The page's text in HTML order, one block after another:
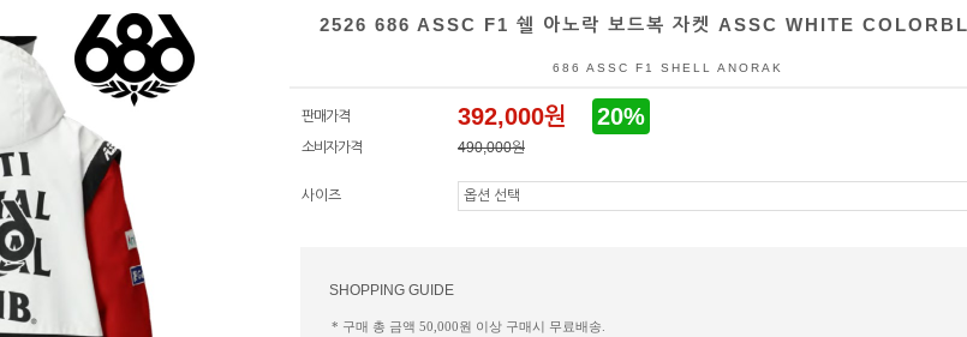
2526 686 ASSC F1 쉘 아노락 보드복 자켓 ASSC WHITE
686 ASSC F1 SHELL ANORAK
판매가격 392,000원 20%
소비자가격 490,000원
사이즈
SHOPPING GUIDE
* 구매 총 금액 50,000원 이상 구매시 무료배송.